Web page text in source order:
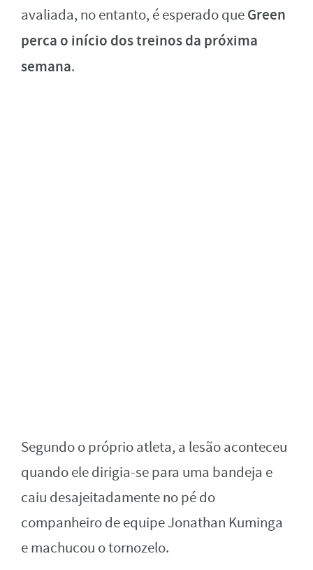
avaliada, no entanto, é esperado queGreen
perca o início dos treinos da próxima
semana.
Segundo o próprio atleta, a lesão aconteceu
quando ele dirigia-se para uma bandeja e
caiu desajeitadamente no pé do
companheiro de equipe Jonathan Kuminga
e machucou o tornozelo.